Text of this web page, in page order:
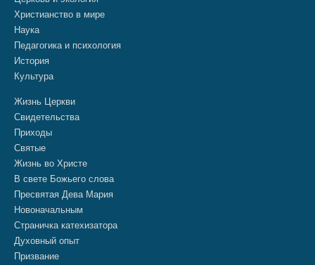
Христианство в мире
Наука
Педагогика и психология
История
Культура
Жизнь Церкви
Свидетельства
Приходы
Святые
Жизнь во Христе
В свете Божьего слова
Пресвятая Дева Мария
Новоначальным
Страничка катехизатора
Духовный опыт
Призвание